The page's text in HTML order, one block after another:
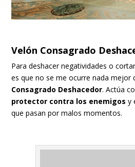
Velón Consagrado
Para deshacer negatividades o
es que no se me ocurre nada mejor
Consagrado Deshacedor. Actúa
protector contra los enemigos y
que pasan por malos momentos.